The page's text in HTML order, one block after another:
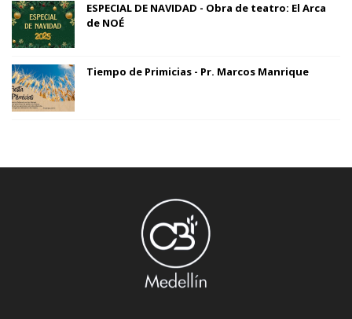
ESPECIAL DE NAVIDAD - Obra de teatro: El Arca
de NOÉ
Tiempo de Primicias - Pr. Marcos Manrique